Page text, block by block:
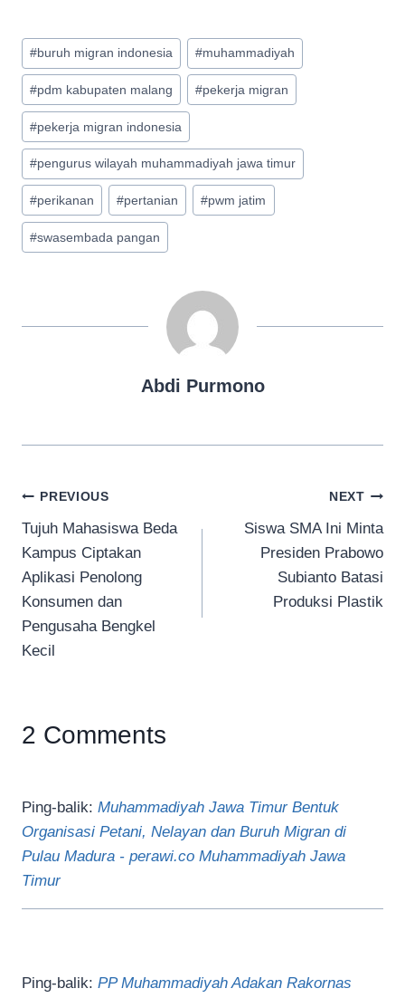
Post
Tags:
#buruh migran indonesia #muhammadiyah
#pdm kabupaten malang #pekerja migran
#pekerja migran indonesia
#pengurus wilayah muhammadiyah jawa timur
#perikanan #pertanian #pwm jatim
#swasembada pangan
Abdi Purmono
Navigasi
pos
PREVIOUS
Tujuh Mahasiswa Beda
Kampus Ciptakan
Aplikasi Penolong
Konsumen dan
Pengusaha Bengkel
Kecil
NEXT
Siswa SMA Ini Minta
Presiden Prabowo
Subianto Batasi
Produksi Plastik
2 Comments
Ping-balik: Muhammadiyah Jawa Timur Bentuk
Organisasi Petani, Nelayan dan Buruh Migran di
Pulau Madura - perawi.co Muhammadiyah Jawa
Timur
Ping-balik: PP Muhammadiyah Adakan Rakornas